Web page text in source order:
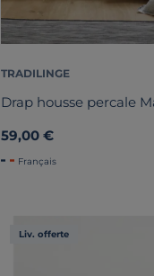
TRADILINGE
Drap housse percale
59,00 €
Français
Liv. offerte